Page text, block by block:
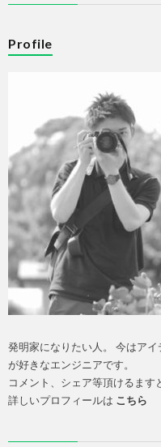
Profile
発明家になりたい人。 今はア
が好きなエンジニアです。
コメント、シェア等頂けるます
詳しいプロフィールは こちら